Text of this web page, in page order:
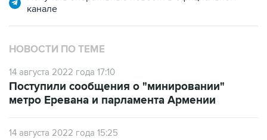
канале
НОВОСТИ ПО ТЕМЕ
14 августа 2022 года 17:10
Поступили сообщения о "минировании"
метро Еревана и парламента Армении
14 августа 2022 года 15:25